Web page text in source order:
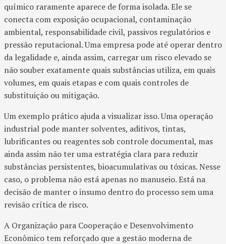
químico raramente aparece de forma isolada. Ele se
conecta com exposição ocupacional, contaminação
ambiental, responsabilidade civil, passivos regulatórios e
pressão reputacional. Uma empresa pode até operar dentro
da legalidade e, ainda assim, carregar um risco elevado se
não souber exatamente quais substâncias utiliza, em quais
volumes, em quais etapas e com quais controles de
substituição ou mitigação.
Um exemplo prático ajuda a visualizar isso. Uma operação
industrial pode manter solventes, aditivos, tintas,
lubrificantes ou reagentes sob controle documental, mas
ainda assim não ter uma estratégia clara para reduzir
substâncias persistentes, bioacumulativas ou tóxicas. Nesse
caso, o problema não está apenas no manuseio. Está na
decisão de manter o insumo dentro do processo sem uma
revisão crítica de risco.
A Organização para Cooperação e Desenvolvimento
Econômico tem reforçado que a gestão moderna de